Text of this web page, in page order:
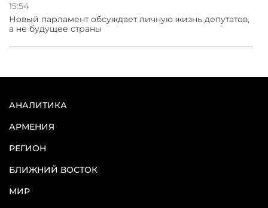
15:54
Новый парламент обсуждает личную жизнь депутатов,
а не будущее страны
АНАЛИТИКА
АРМЕНИЯ
РЕГИОН
БЛИЖНИЙ ВОСТОК
МИР